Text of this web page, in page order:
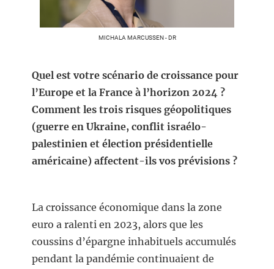
MICHALA MARCUSSEN - DR
Quel est votre scénario de croissance pour
l’Europe et la France à l’horizon 2024 ?
Comment les trois risques géopolitiques
(guerre en Ukraine, conflit israélo-
palestinien et élection présidentielle
américaine) affectent-ils vos prévisions ?
La croissance économique dans la zone
euro a ralenti en 2023, alors que les
coussins d’épargne inhabituels accumulés
pendant la pandémie continuaient de